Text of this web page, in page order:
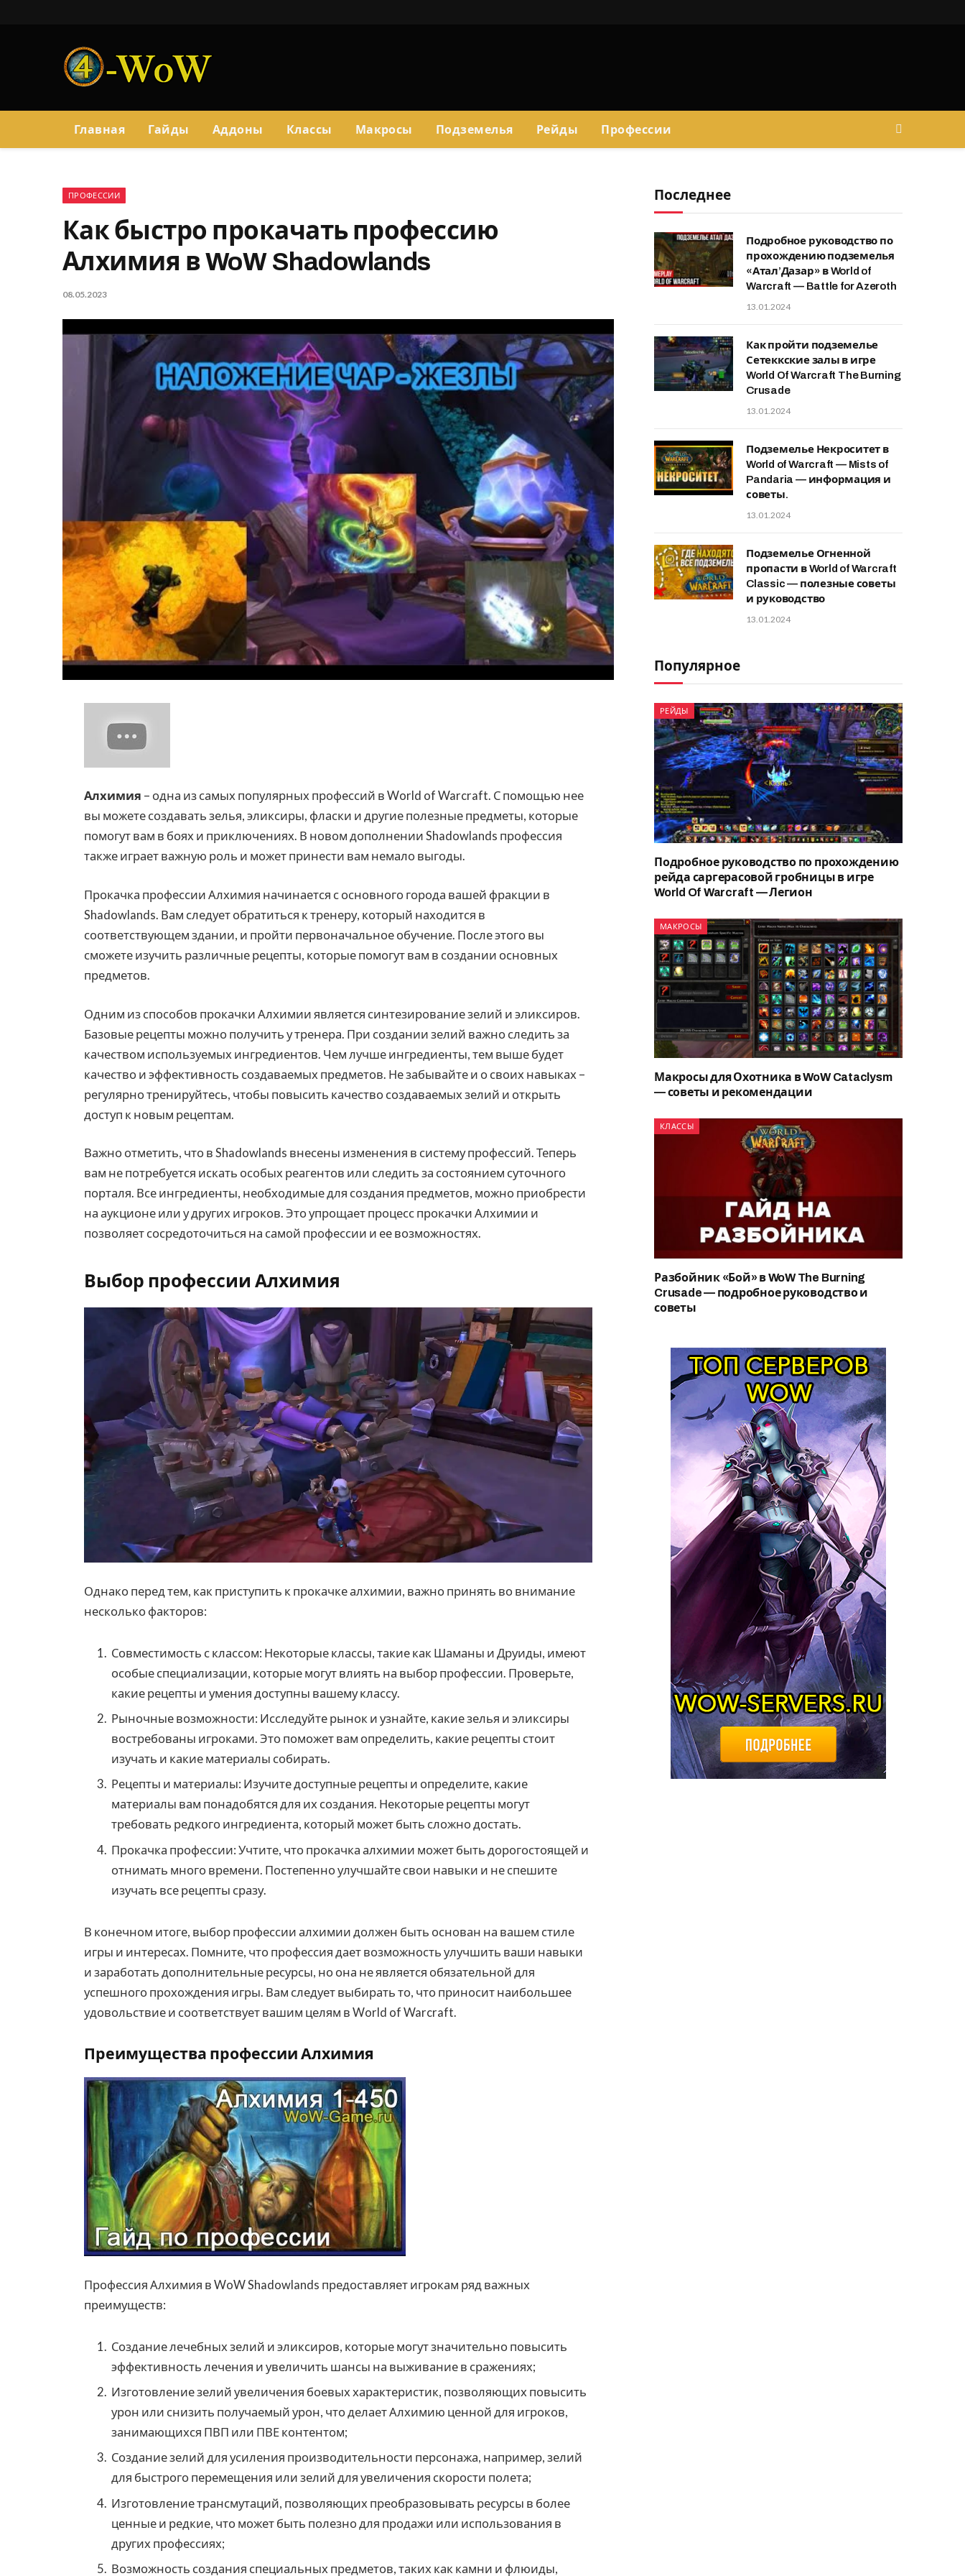
Главная Гайды Аддоны Классы Макросы Подземелья Рейды Профессии
ПРОФЕССИИ
Как быстро прокачать профессию
Алхимия в WoW Shadowlands
08.05.2023
Алхимия – одна из самых популярных профессий в World of Warcraft. С помощью нее
вы можете создавать зелья, эликсиры, фласки и другие полезные предметы, которые
помогут вам в боях и приключениях. В новом дополнении Shadowlands профессия
также играет важную роль и может принести вам немало выгоды.
Прокачка профессии Алхимия начинается с основного города вашей фракции в
Shadowlands. Вам следует обратиться к тренеру, который находится в
соответствующем здании, и пройти первоначальное обучение. После этого вы
сможете изучить различные рецепты, которые помогут вам в создании основных
предметов.
Одним из способов прокачки Алхимии является синтезирование зелий и эликсиров.
Базовые рецепты можно получить у тренера. При создании зелий важно следить за
качеством используемых ингредиентов. Чем лучше ингредиенты, тем выше будет
качество и эффективность создаваемых предметов. Не забывайте и о своих навыках –
регулярно тренируйтесь, чтобы повысить качество создаваемых зелий и открыть
доступ к новым рецептам.
Важно отметить, что в Shadowlands внесены изменения в систему профессий. Теперь
вам не потребуется искать особых реагентов или следить за состоянием суточного
порталя. Все ингредиенты, необходимые для создания предметов, можно приобрести
на аукционе или у других игроков. Это упрощает процесс прокачки Алхимии и
позволяет сосредоточиться на самой профессии и ее возможностях.
Выбор профессии Алхимия
Однако перед тем, как приступить к прокачке алхимии, важно принять во внимание
несколько факторов:
Совместимость с классом: Некоторые классы, такие как Шаманы и Друиды, имеют
особые специализации, которые могут влиять на выбор профессии. Проверьте,
какие рецепты и умения доступны вашему классу.
Рыночные возможности: Исследуйте рынок и узнайте, какие зелья и эликсиры
востребованы игроками. Это поможет вам определить, какие рецепты стоит
изучать и какие материалы собирать.
Рецепты и материалы: Изучите доступные рецепты и определите, какие
материалы вам понадобятся для их создания. Некоторые рецепты могут
требовать редкого ингредиента, который может быть сложно достать.
Прокачка профессии: Учтите, что прокачка алхимии может быть дорогостоящей и
отнимать много времени. Постепенно улучшайте свои навыки и не спешите
изучать все рецепты сразу.
В конечном итоге, выбор профессии алхимии должен быть основан на вашем стиле
игры и интересах. Помните, что профессия дает возможность улучшить ваши навыки
и заработать дополнительные ресурсы, но она не является обязательной для
успешного прохождения игры. Вам следует выбирать то, что приносит наибольшее
удовольствие и соответствует вашим целям в World of Warcraft.
Преимущества профессии Алхимия
Профессия Алхимия в WoW Shadowlands предоставляет игрокам ряд важных
преимуществ:
Создание лечебных зелий и эликсиров, которые могут значительно повысить
эффективность лечения и увеличить шансы на выживание в сражениях;
Изготовление зелий увеличения боевых характеристик, позволяющих повысить
урон или снизить получаемый урон, что делает Алхимию ценной для игроков,
занимающихся ПВП или ПВЕ контентом;
Создание зелий для усиления производительности персонажа, например, зелий
для быстрого перемещения или зелий для увеличения скорости полета;
Изготовление трансмутаций, позволяющих преобразовывать ресурсы в более
ценные и редкие, что может быть полезно для продажи или использования в
других профессиях;
Возможность создания специальных предметов, таких как камни и флюиды,
Последнее
Подробное руководство по
прохождению подземелья
«Атал’Дазар» в World of
Warcraft — Battle for Azeroth
13.01.2024
Как пройти подземелье
Сетеккские залы в игре
World Of Warcraft The Burning
Crusade
13.01.2024
Подземелье Некроситет в
World of Warcraft — Mists of
Pandaria — информация и
советы.
13.01.2024
Подземелье Огненной
пропасти в World of Warcraft
Classic — полезные советы
и руководство
13.01.2024
Популярное
РЕЙДЫ
Подробное руководство по прохождению
рейда саргерасовой гробницы в игре
World Of Warcraft — Легион
МАКРОСЫ
Макросы для Охотника в WoW Cataclysm
— советы и рекомендации
КЛАССЫ
Разбойник «Бой» в WoW The Burning
Crusade — подробное руководство и
советы